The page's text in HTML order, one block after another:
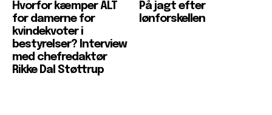
Hvorfor kæmper ALT
for damerne for
kvindekvoter i
bestyrelser? Interview
med chefredaktør
Rikke Dal Støttrup
På jagt efter
lønforskellen